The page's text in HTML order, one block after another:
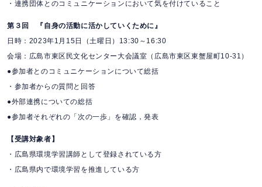
・連携団体とのコミュニケーションにおいて気を付けていること
第３回 『自身の活動に活かしていくために』
日時：2023年1月15日（土曜日）13:30～16:30
会場：広島市東区民文化センター大会議室（広島市東区東蟹屋町10-31）
●参加者とのコミュニケーションについて総括
・参加者からの質問と回答
●外部連携についての総括
●参加者それぞれの「次の一歩」を確認，発表
【受講対象者】
・広島県環境学習講師として登録されている方
・広島県内で環境学習を推進している方